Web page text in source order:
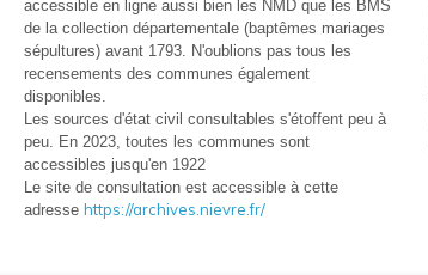
accessible en ligne aussi bien les NMD que les BMS
de la collection départementale (baptêmes mariages
sépultures) avant 1793. N'oublions pas tous les
recensements des communes également
disponibles.
Les sources d'état civil consultables s'étoffent peu à
peu. En 2023, toutes les communes sont
accessibles jusqu'en 1922
Le site de consultation est accessible à cette
adresse https://archives.nievre.fr/